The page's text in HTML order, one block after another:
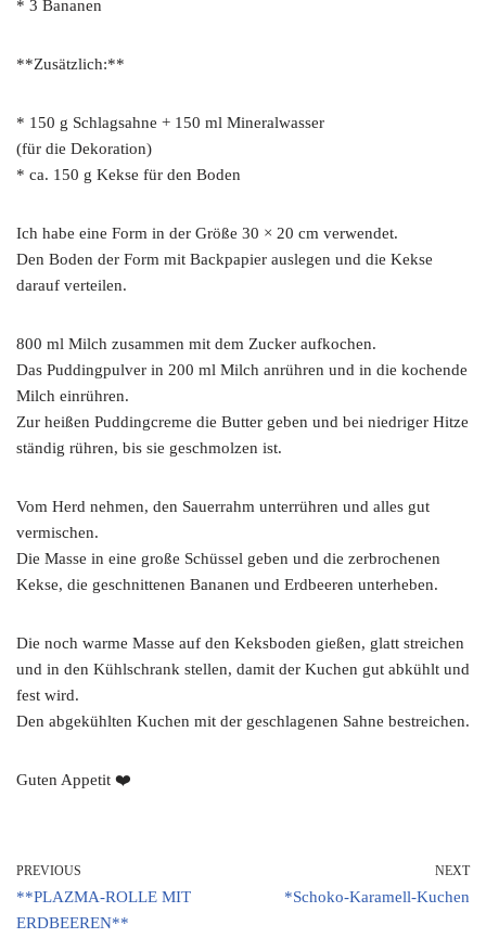
* 3 Bananen
**Zusätzlich:**
* 150 g Schlagsahne + 150 ml Mineralwasser
(für die Dekoration)
* ca. 150 g Kekse für den Boden
Ich habe eine Form in der Größe 30 × 20 cm verwendet.
Den Boden der Form mit Backpapier auslegen und die Kekse
darauf verteilen.
800 ml Milch zusammen mit dem Zucker aufkochen.
Das Puddingpulver in 200 ml Milch anrühren und in die kochende
Milch einrühren.
Zur heißen Puddingcreme die Butter geben und bei niedriger Hitze
ständig rühren, bis sie geschmolzen ist.
Vom Herd nehmen, den Sauerrahm unterrühren und alles gut
vermischen.
Die Masse in eine große Schüssel geben und die zerbrochenen
Kekse, die geschnittenen Bananen und Erdbeeren unterheben.
Die noch warme Masse auf den Keksboden gießen, glatt streichen
und in den Kühlschrank stellen, damit der Kuchen gut abkühlt und
fest wird.
Den abgekühlten Kuchen mit der geschlagenen Sahne bestreichen.
Guten Appetit ❤️
PREVIOUS
**PLAZMA-ROLLE MIT
ERDBEEREN**
NEXT
*Schoko-Karamell-Kuchen